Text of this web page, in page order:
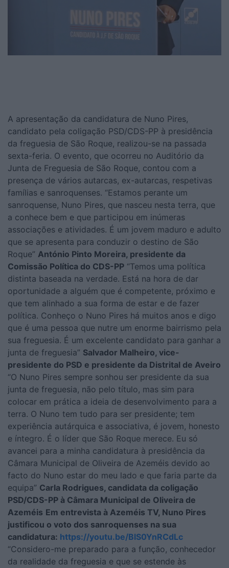
A apresentação da candidatura de Nuno Pires,
candidato pela coligação PSD/CDS-PP à presidência
da freguesia de São Roque, realizou-se na passada
sexta-feria. O evento, que ocorreu no Auditório da
Junta de Freguesia de São Roque, contou com a
presença de vários autarcas, ex-autarcas, respetivas
famílias e sanroquenses. “Estamos perante um
sanroquense, Nuno Pires, que nasceu nesta terra, que
a conhece bem e que participou em inúmeras
associações e atividades. É um jovem maduro e adulto
que se apresenta para conduzir o destino de São
Roque” António Pinto Moreira, presidente da
Comissão Política do CDS-PP “Temos uma política
distinta baseada na verdade. Está na hora de dar
oportunidade a alguém que é competente, próximo e
que tem alinhado a sua forma de estar e de fazer
política. Conheço o Nuno Pires há muitos anos e digo
que é uma pessoa que nutre um enorme bairrismo pela
sua freguesia. É um excelente candidato para ganhar a
junta de freguesia” Salvador Malheiro, vice-
presidente do PSD e presidente da Distrital de Aveiro
“O Nuno Pires sempre sonhou ser presidente da sua
junta de freguesia, não pelo título, mas sim para
colocar em prática a ideia de desenvolvimento para a
terra. O Nuno tem tudo para ser presidente; tem
experiência autárquica e associativa, é jovem, honesto
e íntegro. É o líder que São Roque merece. Eu só
avancei para a minha candidatura à presidência da
Câmara Municipal de Oliveira de Azeméis devido ao
facto do Nuno estar do meu lado e que faria parte da
equipa” Carla Rodrigues, candidata da coligação
PSD/CDS-PP à Câmara Municipal de Oliveira de
Azeméis Em entrevista à Azeméis TV, Nuno Pires
justificou o voto dos sanroquenses na sua
candidatura: https://youtu.be/BlS0YnRCdLc
“Considero-me preparado para a função, conhecedor
da realidade da freguesia e que se estende às